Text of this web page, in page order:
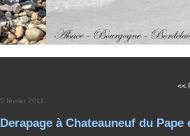
<<
5 février 2011
Derapage à Chateauneuf du Pape